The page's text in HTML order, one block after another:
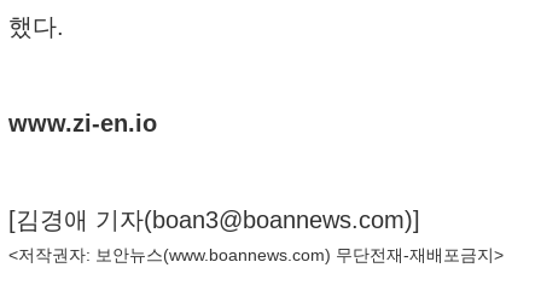
했다.
www.zi-en.io
[김경애 기자(boan3@boannews.com)]
<저작권자: 보안뉴스(www.boannews.com) 무단전재-재배포금지>